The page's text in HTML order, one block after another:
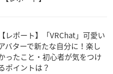
【レポート】「VRChat」可愛い
バターで新たな自分に！楽し
ったこと・初心者が気をつけ
ポイントは？